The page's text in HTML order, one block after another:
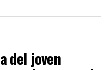
del joven